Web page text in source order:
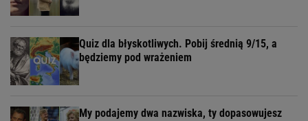
Quiz dla błyskotliwych. Pobij średnią 9/15, a
będziemy pod wrażeniem
My podajemy dwa nazwiska, ty dopasowujesz